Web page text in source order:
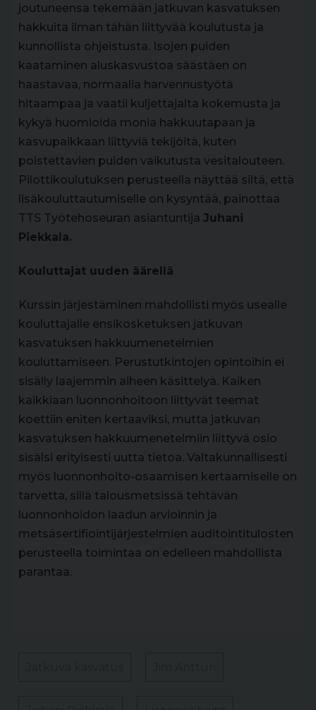
joutuneensa tekemään jatkuvan kasvatuksen
hakkuita ilman tähän liittyvää koulutusta ja
kunnollista ohjeistusta. Isojen puiden
kaataminen aluskasvustoa säästäen on
haastavaa, normaalia harvennustyötä
hitaampaa ja vaatii kuljettajalta kokemusta ja
kykyä huomioida monia hakkuutapaan ja
kasvupaikkaan liittyviä tekijöitä, kuten
poistettavien puiden vaikutusta vesitalouteen.
Pilottikoulutuksen perusteella näyttää siltä, että
lisäkouluttautumiselle on kysyntää, painottaa
TTS Työtehoseuran asiantuntija Juhani
Piekkala.
Kouluttajat uuden äärellä
Kurssin järjestäminen mahdollisti myös usealle
kouluttajalle ensikosketuksen jatkuvan
kasvatuksen hakkuumenetelmien
kouluttamiseen. Perustutkintojen opintoihin ei
sisälly laajemmin aiheen käsittelyä. Kaiken
kaikkiaan luonnonhoitoon liittyvät teemat
koettiin eniten kertaaviksi, mutta jatkuvan
kasvatuksen hakkuumenetelmiin liittyvä osio
sisälsi erityisesti uutta tietoa. Valtakunnallisesti
myös luonnonhoito-osaamisen kertaamiselle on
tarvetta, sillä talousmetsissä tehtävän
luonnonhoidon laadun arvioinnin ja
metsäsertifiointijärjestelmien auditointitulosten
perusteella toimintaa on edelleen mahdollista
parantaa.